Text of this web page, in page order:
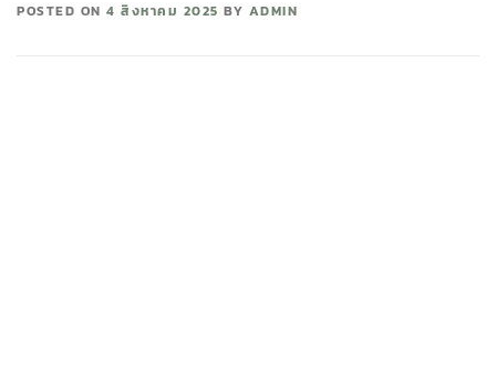
POSTED ON 4 สิงหาคม 2025 BY ADMIN